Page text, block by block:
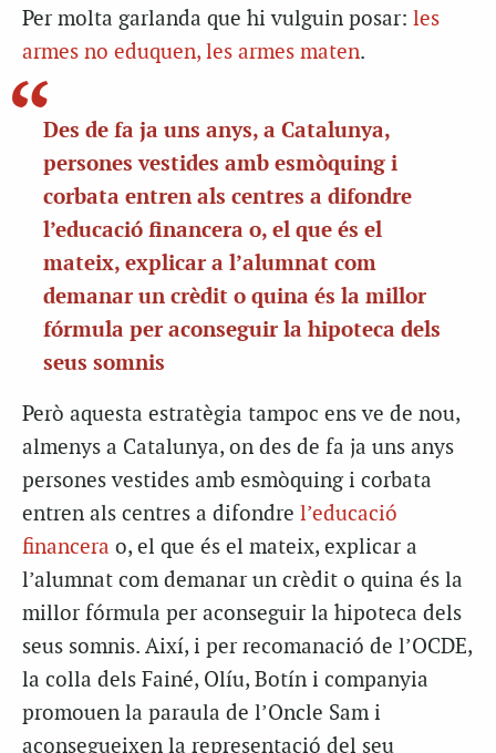
Per molta garlanda que hi vulguin posar: les
armes no eduquen, les armes maten.
Des de fa ja uns anys, a Catalunya,
persones vestides amb esmòquing i
corbata entren als centres a difondre
l’educació financera o, el que és el
mateix, explicar a l’alumnat com
demanar un crèdit o quina és la millor
fórmula per aconseguir la hipoteca dels
seus somnis
Però aquesta estratègia tampoc ens ve de nou,
almenys a Catalunya, on des de fa ja uns anys
persones vestides amb esmòquing i corbata
entren als centres a difondre l’educació
financera o, el que és el mateix, explicar a
l’alumnat com demanar un crèdit o quina és la
millor fórmula per aconseguir la hipoteca dels
seus somnis. Així, i per recomanació de l’OCDE,
la colla dels Fainé, Olíu, Botín i companyia
promouen la paraula de l’Oncle Sam i
aconsegueixen la representació del seu